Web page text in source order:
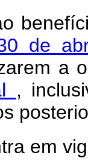
de
a
,
em